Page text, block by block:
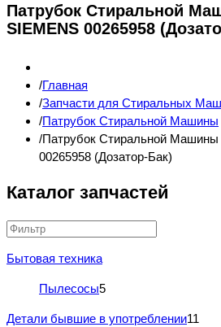
Патрубок Стиральной
SIEMENS 00265958
Главная
Запчасти для Стиральных
Патрубок Стиральной Машины
Патрубок Стиральной
00265958 (Дозатор-Бак)
Каталог запчастей
Бытовая техника
Пылесосы5
Детали бывшие в употреблении11